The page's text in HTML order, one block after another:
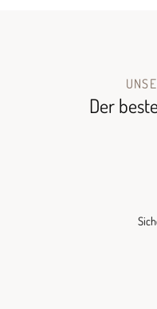
Der